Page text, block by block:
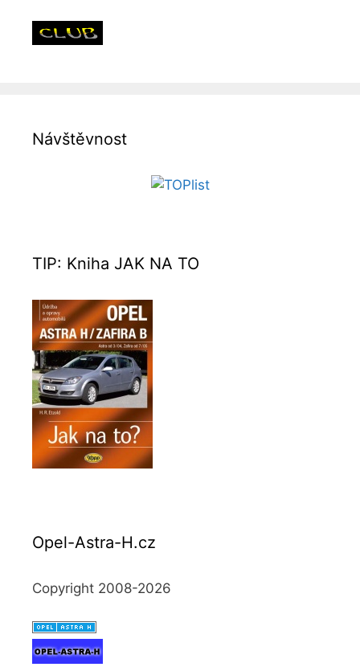
Návštěvnost
TIP: Kniha JAK NA TO
Opel-Astra-H.cz
Copyright 2008-2026